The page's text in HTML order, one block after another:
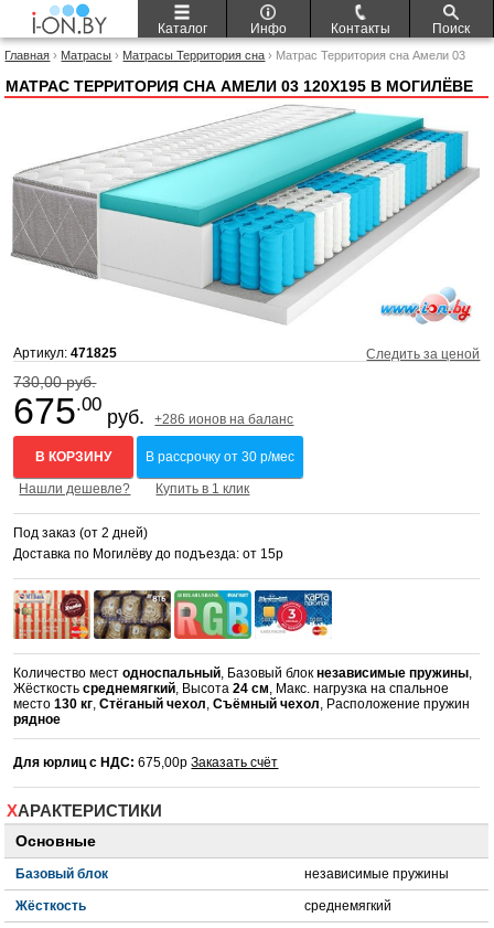
Каталог Инфо Контакты Поиск
Главная › Матрасы › Матрасы Территория сна › Матрас Территория сна Амели 03
МАТРАС ТЕРРИТОРИЯ СНА АМЕЛИ 03 120X195 В МОГИЛЁВЕ
Артикул:471825 Следить за ценой
730,00 руб.
675.00
руб. +286 ионов на баланс
В КОРЗИНУ В рассрочку от 30 р/мес
Нашли дешевле? Купить в 1 клик
Под заказ (от 2 дней)
Доставка по Могилёву до подъезда: от 15р
Количество местодноспальный , Базовый блокнезависимые пружины
Жёсткостьсреднемягкий , Высота24 см , Макс. нагрузка на спальное
место130 кг ,Стёганый чехол ,Съёмный чехол , Расположение пружин
рядное
Для юрлиц с НДС: 675,00рЗаказать счёт
ХАРАКТЕРИСТИКИ
Основные
Базовый блок независимые пружины
Жёсткость среднемягкий